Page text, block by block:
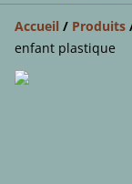
Accueil / Produits
enfant plastique